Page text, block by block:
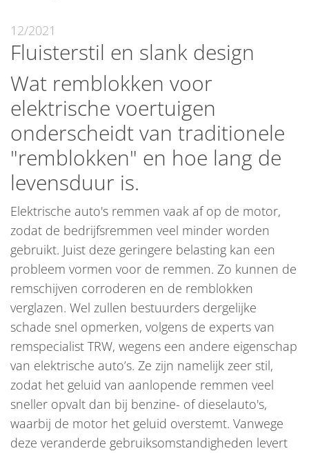
12/2021
Fluisterstil en slank design
Wat remblokken voor
elektrische voertuigen
onderscheidt van traditionele
"remblokken" en hoe lang de
levensduur is.
Elektrische auto's remmen vaak af op de motor,
zodat de bedrijfsremmen veel minder worden
gebruikt. Juist deze geringere belasting kan een
probleem vormen voor de remmen. Zo kunnen de
remschijven corroderen en de remblokken
verglazen. Wel zullen bestuurders dergelijke
schade snel opmerken, volgens de experts van
remspecialist TRW, wegens een andere eigenschap
van elektrische auto’s. Ze zijn namelijk zeer stil,
zodat het geluid van aanlopende remmen veel
sneller opvalt dan bij benzine- of dieselauto's,
waarbij de motor het geluid overstemt. Vanwege
deze veranderde gebruiksomstandigheden levert